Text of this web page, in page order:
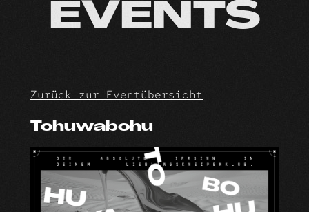
EVENTS
Zurück zur Eventübersicht
Tohuwabohu